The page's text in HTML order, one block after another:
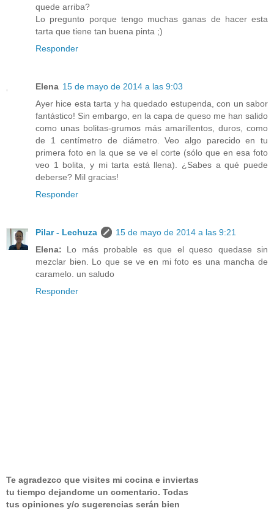
quede arriba?
Lo pregunto porque tengo muchas ganas de hacer esta
tarta que tiene tan buena pinta ;)
Responder
Elena 15 de mayo de 2014 a las 9:03
Ayer hice esta tarta y ha quedado estupenda, con un sabor
fantástico! Sin embargo, en la capa de queso me han salido
como unas bolitas-grumos más amarillentos, duros, como
de 1 centímetro de diámetro. Veo algo parecido en tu
primera foto en la que se ve el corte (sólo que en esa foto
veo 1 bolita, y mi tarta está llena). ¿Sabes a qué puede
deberse? Mil gracias!
Responder
Pilar - Lechuza
15 de mayo de 2014 a las 9:21
Elena: Lo más probable es que el queso quedase sin
mezclar bien. Lo que se ve en mi foto es una mancha de
caramelo. un saludo
Responder
Te agradezco que visites mi cocina e inviertas
tu tiempo dejandome un comentario. Todas
tus opiniones y/o sugerencias serán bien